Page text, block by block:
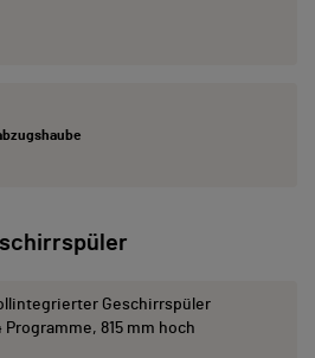
Geschirrspüler
Programme, 815 mm hoch